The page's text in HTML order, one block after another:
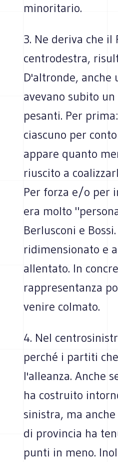
minoritario.
3. Ne deriva che
centrodestra,
D'altronde, anche
avevano subito
pesanti. Per
ciascuno per
appare quanto
riuscito a
Per forza e/o per
era molto
Berlusconi e
ridimensionato e
allentato. In
rappresentanza
venire colmato.
4. Nel
perché i partiti
l'alleanza. Anche
ha costruito
sinistra, ma
di provincia ha
punti in meno.